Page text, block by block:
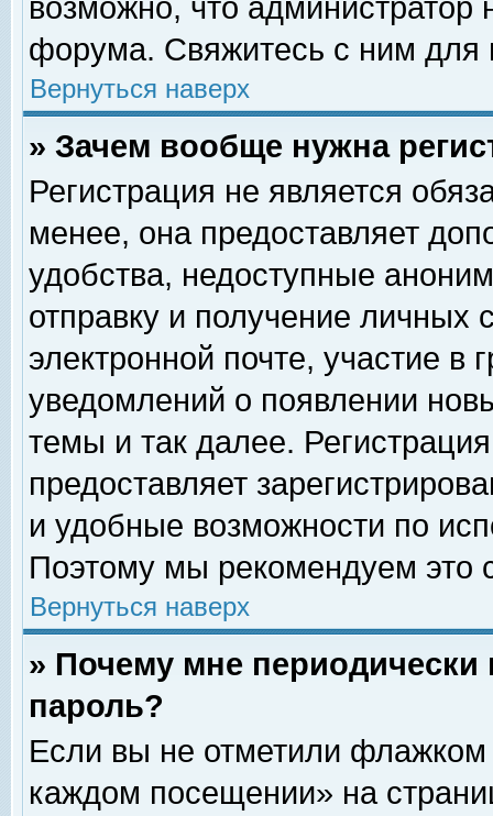
возможно, что
форума. Свяжитесь с ним для
Вернуться наверх
» Зачем вообще нужна
Регистрация не является
менее, она предоставляет
удобства, недоступные
отправку и получение личных
электронной почте, участие в
уведомлений о появлении
темы и так далее.
предоставляет
и удобные возможности по
Поэтому мы рекомендуем это
Вернуться наверх
» Почему мне
пароль?
Если вы не отметили флажком
каждом посещении» на